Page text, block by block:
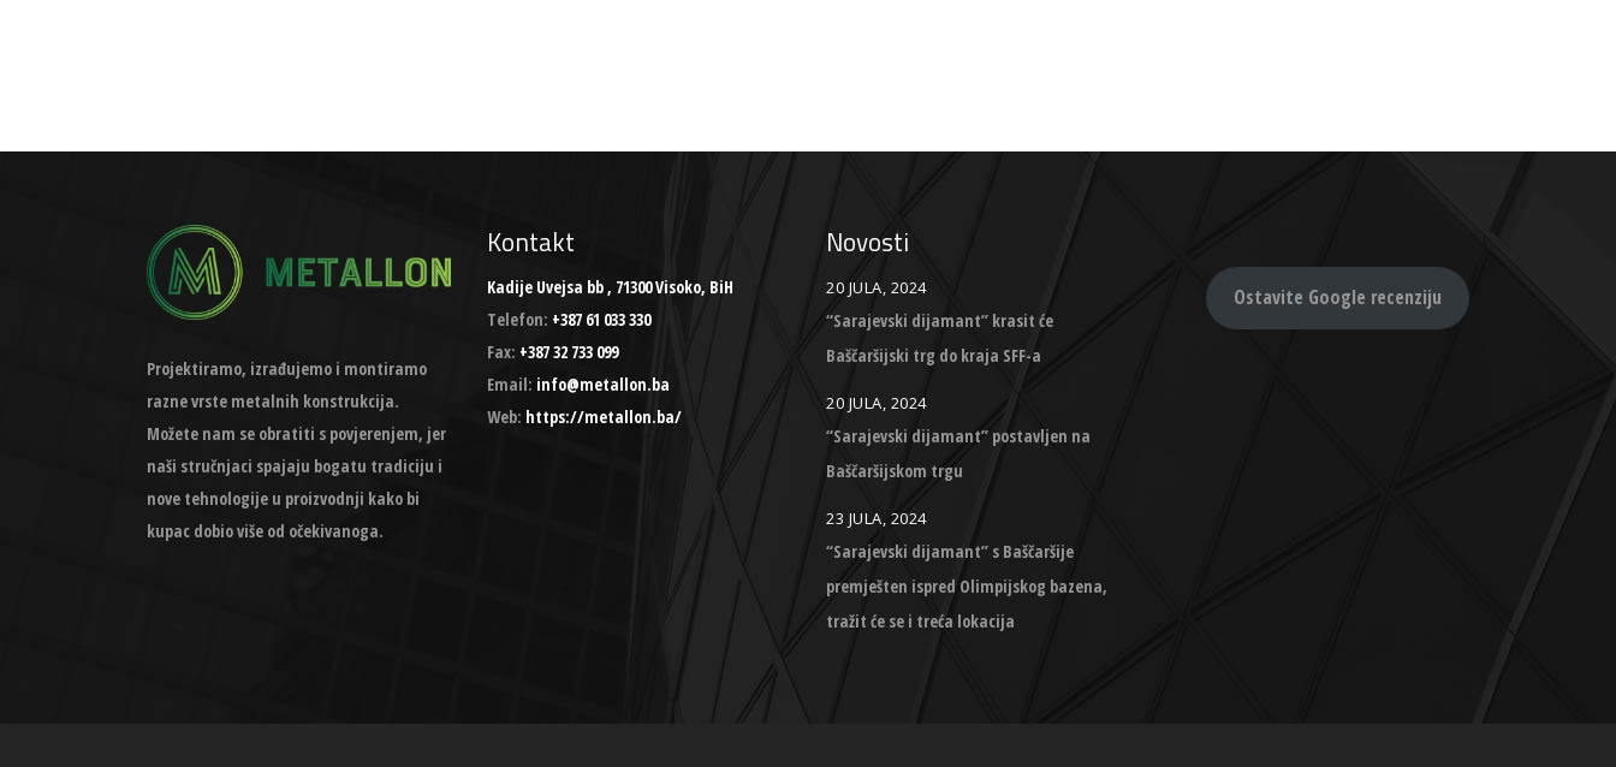
Projektiramo, izrađujemo i montiramo
razne vrste metalnih konstrukcija.
Možete nam se obratiti s povjerenjem, jer
naši stručnjaci spajaju bogatu tradiciju i
nove tehnologije u proizvodnji kako bi
kupac dobio više od očekivanoga.
Kontakt
Kadije Uvejsa bb , 71300 Visoko, BiH
Telefon: +387 61 033 330
Fax: +387 32 733 099
Email: info@metallon.ba
Web: https://metallon.ba/
Novosti
20 JULA, 2024
“Sarajevski dijamant” krasit će
Baščaršijski trg do kraja SFF-a
20 JULA, 2024
“Sarajevski dijamant” postavljen na
Baščaršijskom trgu
23 JULA, 2024
“Sarajevski dijamant” s Baščaršije
premješten ispred Olimpijskog bazena,
tražit će se i treća lokacija
Ostavite Google recenziju